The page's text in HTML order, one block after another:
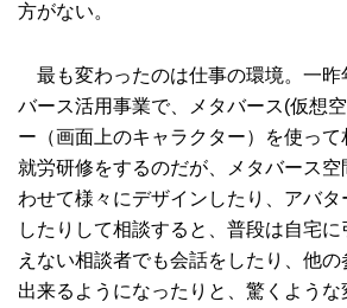
方がない。
最も変わったのは仕事の環境。一昨
バース活用事業で、メタバース(仮想
ー（画面上のキャラクター）を使っ
就労研修をするのだが、メタバース
わせて様々にデザインしたり、アバ
したりして相談すると、普段は自宅
えない相談者でも会話をしたり、他の
出来るようになったりと、驚くよう